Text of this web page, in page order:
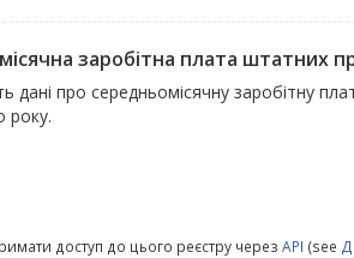
заробітна плата штатних
дані про середньомісячну заробітну
року.
доступ до цього реєстру через API (see